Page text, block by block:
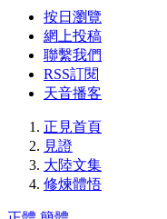
按日瀏覽
網上投稿
聯繫我們
RSS訂閱
天音播客
正見首頁
見證
大陸文集
修煉體悟